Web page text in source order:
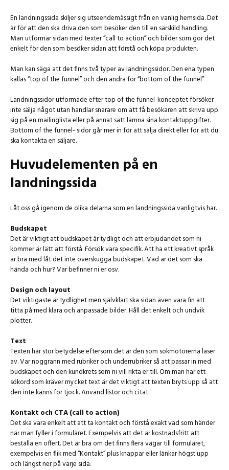
En landningssida skiljer sig utseendemässigt från en vanlig hemsida. Det
är för att den ska driva den som besöker den till en särskild handling.
Man utformar sidan med texter “call to action” och bilder som gör det
enkelt för den som besöker sidan att förstå och köpa produkten.
Man kan säga att det finns två typer av landningssidor. Den ena typen
kallas “top of the funnel” och den andra för “bottom of the funnel”
Landningssidor utformade efter top of the funnel-konceptet försöker
inte sälja något utan handlar snarare om att få besökaren att skriva upp
sig på en mailinglista eller på annat sätt lämna sina kontaktuppgifter.
Bottom of the funnel- sidor går mer in för att sälja direkt eller för att du
ska kontakta en säljare.
Huvudelementen på en
landningssida
Låt oss gå igenom de olika delarna som en landningssida vanligtvis har.
Budskapet
Det är viktigt att budskapet är tydligt och att erbjudandet som ni
kommer är lätt att förstå. Försök vara specifik. Att ha ett kreativt språk
är bra med låt det inte överskugga budskapet. Vad är det som ska
hända och hur? Var befinner ni er osv.
Design och layout
Det viktigaste är tydlighet men självklart ska sidan även vara fin att
titta på med klara och anpassade bilder. Håll det enkelt och undvik
plotter.
Text
Texten har stor betydelse eftersom det är den som sökmotorerna läser
av. Var noggrann med rubriker och underrubriker så att passar in med
budskapet och den kundkrets som ni vill rikta er till. Om man har ett
sökord som kräver mycket text är det viktigt att texten bryts upp så att
den inte känns för tjock. Använd listor och citat.
Kontakt och CTA (call to action)
Det ska vara enkelt att att ta kontakt och förstå exakt vad som händer
när man fyller i formuläret. Exempelvis att det är kostnadsfritt att
beställa en offert. Det är bra om det finns flera vägar till formuläret,
exempelvis en flik med “Kontakt” plus knappar eller länkar högst upp
och längst ner på varje sida.